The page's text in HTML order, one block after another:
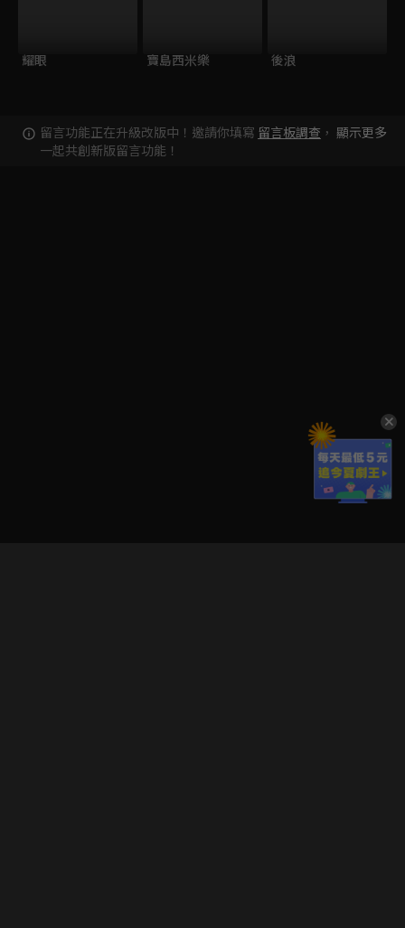
耀眼 寶島西米樂 後浪
留言功能正在升級改版中！邀請你填寫 留言板調查 ，
一起共創新版留言功能！
顯示更多